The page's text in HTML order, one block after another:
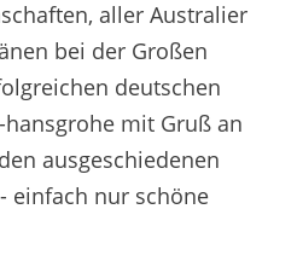
aller Australier
bei der Großen
deutschen
mit Gruß an
ausgeschiedenen
einfach nur schöne